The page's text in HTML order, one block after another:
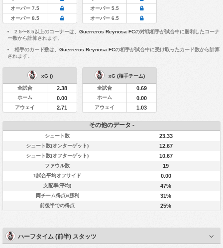
オーバー 7.5
オーバー 8.5
オーバー 5.5
オーバー 6.5
2.5〜8.5以上のコーナーは、 Guerreros Reynosa FCの対戦相手が試合中に勝利したコーナ
ー数から計算されます。
相手のカード数は、 Guerreros Reynosa FCの相手が試合中に受け取ったカード数から計算
されます。
xG ()
全試合 2.38
ホーム 0.00
アウェイ 2.71
xG (相手チーム)
全試合 0.69
ホーム 0.00
アウェイ 1.03
その他のデータ -
シュート数 23.33
シュート数(オンターゲット) 12.67
シュート数(オフターゲット) 10.67
ファウル数 19
1試合平均オフサイド 0.00
支配率(平均) 47%
両チーム得点&勝利 31%
前後半での得点 25%
ハーフタイム (前半) スタッツ